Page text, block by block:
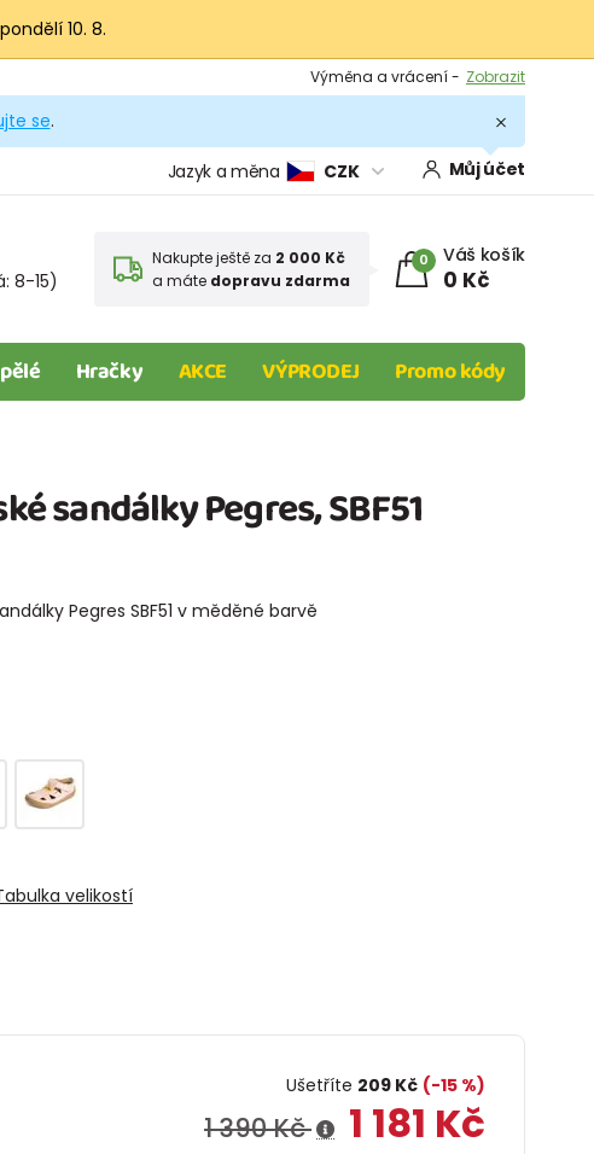
10. 8.
Výměna a vrácení - Zobrazit
Podmínky
se.
Jazyk a měna CZK Můj účet
8-15)
Nakupte ještě za 2 000 Kč
a máte dopravu zdarma
0 Váš košík
0 Kč
Hračky AKCE VÝPRODEJ Promo kódy
sandálky Pegres, SBF51
Pegres SBF51 v měděné barvě
velikostí
Ušetříte 209 Kč (-15 %)
1 390 Kč 1 181 Kč